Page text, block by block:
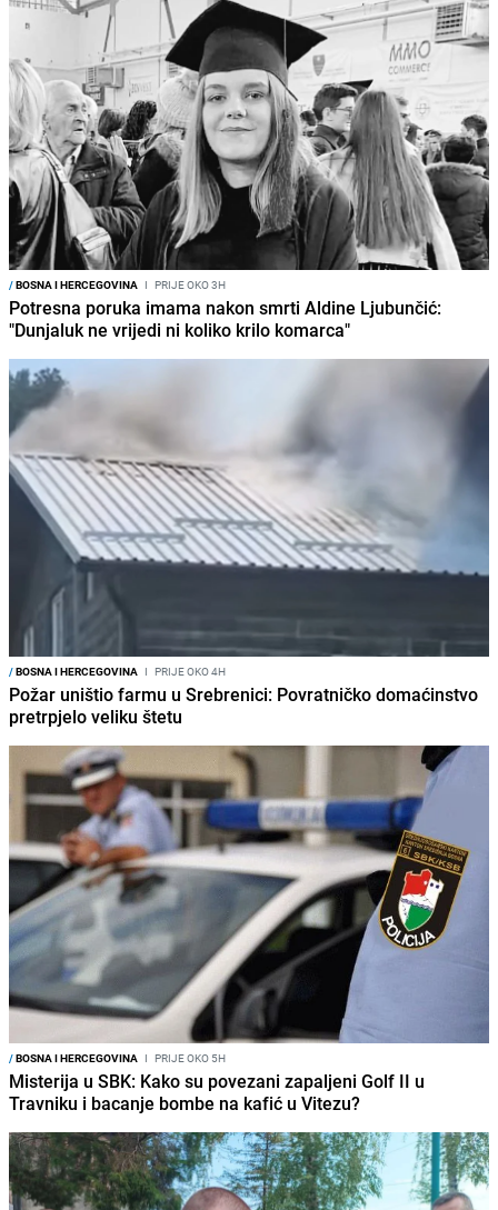
/BOSNA I HERCEGOVINA I PRIJE OKO 3H
Potresna poruka imama nakon smrti Aldine Ljubunčić:
"Dunjaluk ne vrijedi ni koliko krilo komarca"
/BOSNA I HERCEGOVINA I PRIJE OKO 4H
Požar uništio farmu u Srebrenici: Povratničko domaćinstvo
pretrpjelo veliku štetu
/BOSNA I HERCEGOVINA I PRIJE OKO 5H
Misterija u SBK: Kako su povezani zapaljeni Golf II u
Travniku i bacanje bombe na kafić u Vitezu?